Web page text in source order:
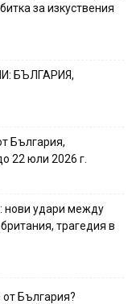
за изкуствения
БЪЛГАРИЯ,
България,
22 юли 2026 г.
нови удари между
трагедия в
България?